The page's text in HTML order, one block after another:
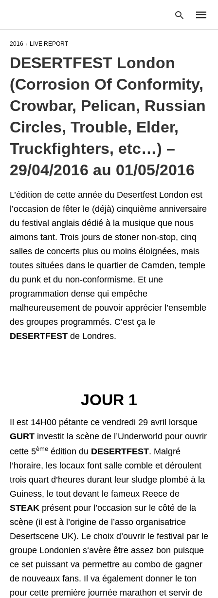
your
search
and
2016 LIVE REPORT
DESERTFEST London
(Corrosion Of Conformity,
Crowbar, Pelican, Russian
Circles, Trouble, Elder,
Truckfighters, etc…) –
29/04/2016 au 01/05/2016
L’édition de cette année du Desertfest London est
l’occasion de fêter le (déjà) cinquième anniversaire
du festival anglais dédié à la musique que nous
aimons tant. Trois jours de stoner non-stop, cinq
salles de concerts plus ou moins éloignées, mais
toutes situées dans le quartier de Camden, temple
du punk et du non-conformisme. Et une
programmation dense qui empêche
malheureusement de pouvoir apprécier l’ensemble
des groupes programmés. C’est ça le
DESERTFEST de Londres.
JOUR 1
Il est 14H00 pétante ce vendredi 29 avril lorsque
GURT investit la scène de l’Underworld pour ouvrir
cette 5ème édition du DESERTFEST. Malgré
l’horaire, les locaux font salle comble et déroulent
trois quart d’heures durant leur sludge plombé à la
Guiness, le tout devant le fameux Reece de
STEAK présent pour l’occasion sur le côté de la
scène (il est à l’origine de l’asso organisatrice
Desertscene UK). Le choix d’ouvrir le festival par le
groupe Londonien s‘avère être assez bon puisque
ce set puissant va permettre au combo de gagner
de nouveaux fans. Il va également donner le ton
pour cette première journée marathon et servir de